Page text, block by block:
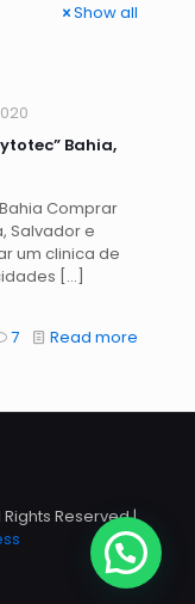
Show all
Bahia,
Comprar
Salvador e
um clinica de
[…]
7 Read more
Rights Reserved |